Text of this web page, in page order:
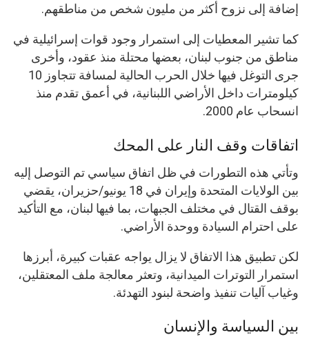
إضافة إلى نزوح أكثر من مليون شخص من مناطقهم.
كما تشير المعطيات إلى استمرار وجود قوات إسرائيلية في
مناطق من جنوب لبنان، بعضها محتلة منذ عقود، وأخرى
جرى التوغل فيها خلال الحرب الحالية لمسافة تتجاوز 10
كيلومترات داخل الأراضي اللبنانية، في أعمق تقدم منذ
انسحاب عام 2000.
اتفاقات وقف النار على المحك
وتأتي هذه التطورات في ظل اتفاق سياسي تم التوصل إليه
بين الولايات المتحدة وإيران في 18 يونيو/حزيران، يقضي
بوقف القتال في مختلف الجبهات، بما فيها لبنان، مع التأكيد
على احترام السيادة ووحدة الأراضي.
لكن تطبيق هذا الاتفاق لا يزال يواجه عقبات كبيرة، أبرزها
استمرار التوترات الميدانية، وتعثر معالجة ملف المعتقلين،
وغياب آليات تنفيذ واضحة لبنود التهدئة.
بين السياسة والإنسان